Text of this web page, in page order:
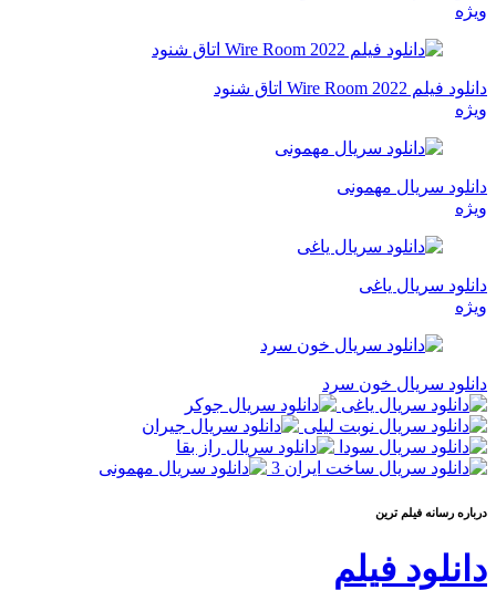
ویژه
دانلود فیلم Wire Room 2022 اتاق شنود
ویژه
دانلود سریال مهمونی
ویژه
دانلود سریال یاغی
ویژه
دانلود سریال خون سرد
درباره رسانه فيلم ترين
دانلود فیلم